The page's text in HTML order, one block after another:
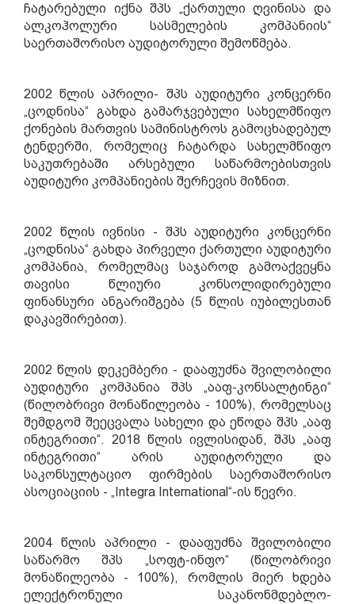
ჩატარებული იქნა შპს „ქართული ღვინისა და
ალკოჰოლური სასმელების კომპანიის“
საერთაშორისო აუდიტორული შემოწმება.
2002 წლის აპრილი- შპს აუდიტური კონცერნი
„ცოდნისა“ გახდა გამარჯვებული სახელმწიფო
ქონების მართვის სამინისტროს გამოცხადებულ
ტენდერში, რომელიც ჩატარდა სახელმწიფო
საკუთრებაში არსებული საწარმოებისთვის
აუდიტური კომპანიების შერჩევის მიზნით.
2002 წლის ივნისი - შპს აუდიტური კონცერნი
„ცოდნისა“ გახდა პირველი ქართული აუდიტური
კომპანია, რომელმაც საჯაროდ გამოაქვეყნა
თავისი წლიური კონსოლიდირებული
ფინანსური ანგარიშგება (5 წლის იუბილესთან
დაკავშირებით).
2002 წლის დეკემბერი - დააფუძნა შვილობილი
აუდიტური კომპანია შპს „ააფ-კონსალტინგი“
(წილობრივი მონაწილეობა - 100%), რომელსაც
შემდგომ შეეცვალა სახელი და ეწოდა შპს „ააფ
ინტეგრითი“. 2018 წლის ივლისიდან, შპს „ააფ
ინტეგრითი“ არის აუდიტორული და
საკონსულტაციო ფირმების საერთაშორისო
ასოციაციის - „Integra International“-ის წევრი.
2004 წლის აპრილი - დააფუძნა შვილობილი
საწარმო შპს „სოფტ-ინფო“ (წილობრივი
მონაწილეობა - 100%), რომლის მიერ ხდება
ელექტრონული საკანონმდებლო-